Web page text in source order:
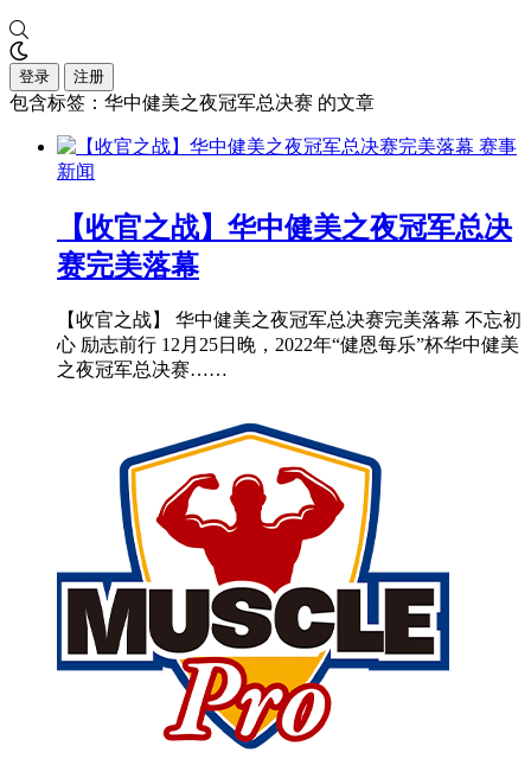
登录 注册
包含标签：华中健美之夜冠军总决赛 的文章
赛事
新闻
【收官之战】华中健美之夜冠军总决
赛完美落幕
【收官之战】 华中健美之夜冠军总决赛完美落幕 不忘初
心 励志前行 12月25日晚，2022年“健恩每乐”杯华中健美
之夜冠军总决赛……